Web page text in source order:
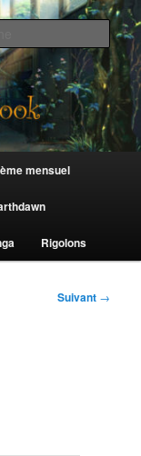
mensuel
Rigolons
Suivant →